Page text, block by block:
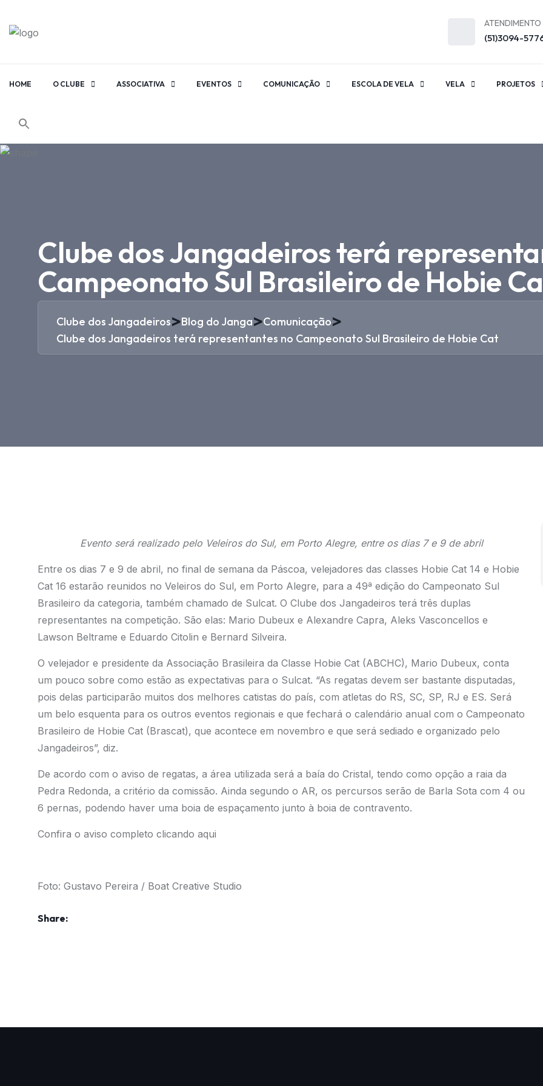
ATENDIMENTO
(51)3094-
HOME O CLUBE ASSOCIATIVA EVENTOS COMUNICAÇÃO ESCOLA DE VELA VELA PROJETOS
Clube dos Jangadeiros terá
Campeonato Sul Brasileiro de Hobie
Clube dos Jangadeiros>Blog do Janga>Comunicação>
Clube dos Jangadeiros terá representantes no Campeonato Sul Brasileiro de Hobie Cat
Evento será realizado pelo Veleiros do Sul, em Porto Alegre, entre os dias 7 e 9 de abril
Entre os dias 7 e 9 de abril, no final de semana da Páscoa, velejadores das classes Hobie Cat 14 e Hobie
Cat 16 estarão reunidos no Veleiros do Sul, em Porto Alegre, para a 49ª edição do Campeonato Sul
Brasileiro da categoria, também chamado de Sulcat. O Clube dos Jangadeiros terá três duplas
representantes na competição. São elas: Mario Dubeux e Alexandre Capra, Aleks Vasconcellos e
Lawson Beltrame e Eduardo Citolin e Bernard Silveira.
O velejador e presidente da Associação Brasileira da Classe Hobie Cat (ABCHC), Mario Dubeux, conta
um pouco sobre como estão as expectativas para o Sulcat. “As regatas devem ser bastante disputadas,
pois delas participarão muitos dos melhores catistas do país, com atletas do RS, SC, SP, RJ e ES. Será
um belo esquenta para os outros eventos regionais e que fechará o calendário anual com o Campeonato
Brasileiro de Hobie Cat (Brascat), que acontece em novembro e que será sediado e organizado pelo
Jangadeiros”, diz.
De acordo com o aviso de regatas, a área utilizada será a baía do Cristal, tendo como opção a raia da
Pedra Redonda, a critério da comissão. Ainda segundo o AR, os percursos serão de Barla Sota com 4 ou
6 pernas, podendo haver uma boia de espaçamento junto à boia de contravento.
Confira o aviso completo clicando aqui
Foto: Gustavo Pereira / Boat Creative Studio
Share: